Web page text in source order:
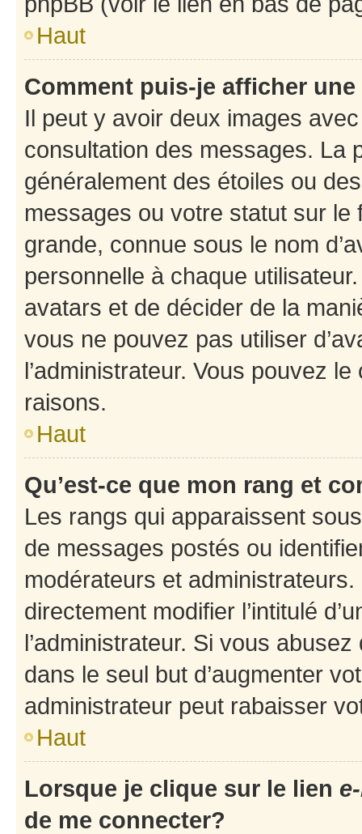
Haut
Comment puis-je afficher
Il peut y avoir deux images
consultation des messages. La
généralement des étoiles ou
messages ou votre statut sur
grande, connue sous le nom
personnelle à chaque utilisateur.
avatars et de décider de la
vous ne pouvez pas utiliser
l’administrateur. Vous pouvez
raisons.
Haut
Qu’est-ce que mon rang et
Les rangs qui apparaissent
de messages postés ou
modérateurs et
directement modifier l’intitulé
l’administrateur. Si vous
dans le seul but d’augmenter
administrateur peut rabaisser
Haut
Lorsque je clique sur le lien
de me connecter?